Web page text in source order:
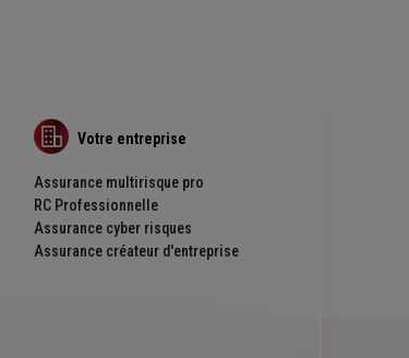
Votre entreprise
Assurance multirisque pro
RC Professionnelle
Assurance cyber risques
Assurance créateur d'entreprise